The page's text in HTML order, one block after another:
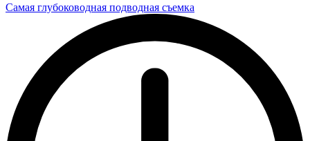
Самая глубоководная подводная съемка